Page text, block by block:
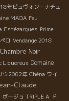
年ビュヴォン・ナチュ
MADA Feu
Estézargues Prime
ロ Vendange 2018
Noir
Liquoreux Domaine
ウ2002年 Chéna ワイ
Claude
ボージョ TRIPLE A ド